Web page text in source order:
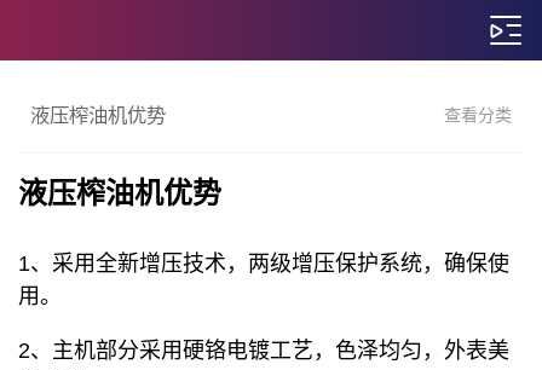
液压榨油机优势 查看分类
液压榨油机优势
1、采用全新增压技术，两级增压保护系统，确保使
用。
2、主机部分采用硬铬电镀工艺，色泽均匀，外表美